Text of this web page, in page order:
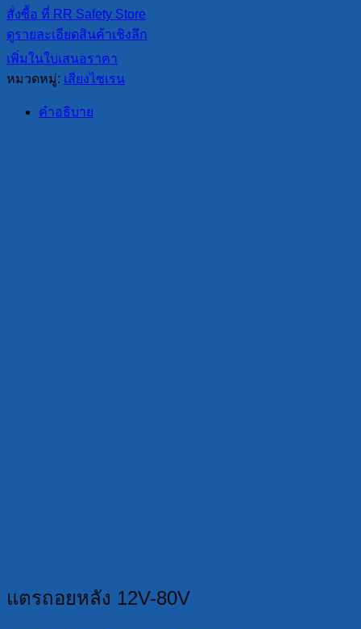
สั่งซื้อ ที่ RR Safety Store
ดูรายละเอียดสินค้าเชิงลึก
เพิ่มในใบเสนอราคา
หมวดหมู่: เสียงไซเรน
คำอธิบาย
แตรถอยหลัง 12V-80V